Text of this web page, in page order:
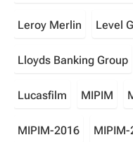
Leroy Merlin Level
Lloyds Banking Group
Lucasfilm MIPIM
MIPIM-2016